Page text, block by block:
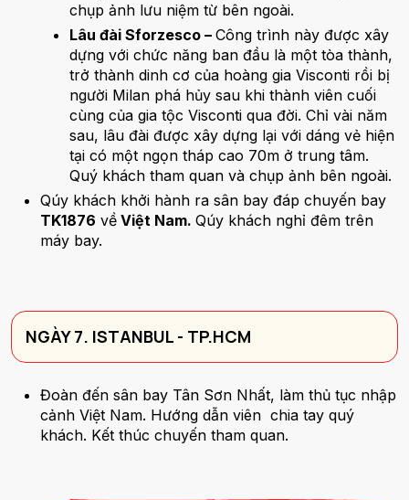
chụp ảnh lưu niệm từ bên ngoài.
Lâu đài Sforzesco – Công trình này được xây
dựng với chức năng ban đầu là một tòa thành,
trở thành dinh cơ của hoàng gia Visconti rồi bị
người Milan phá hủy sau khi thành viên cuối
cùng của gia tộc Visconti qua đời. Chỉ vài năm
sau, lâu đài được xây dựng lại với dáng vẻ hiện
tại có một ngọn tháp cao 70m ở trung tâm.
Quý khách tham quan và chụp ảnh bên ngoài.
Qúy khách khởi hành ra sân bay đáp chuyến bay
TK1876 về Việt Nam. Qúy khách nghỉ đêm trên
máy bay.
NGÀY 7. ISTANBUL - TP.HCM
Đoàn đến sân bay Tân Sơn Nhất, làm thủ tục nhập
cảnh Việt Nam. Hướng dẫn viên chia tay quý
khách. Kết thúc chuyến tham quan.